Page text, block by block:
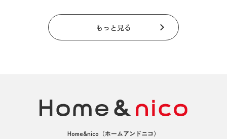
もっと見る
Home&nico （ホームアンドニコ）